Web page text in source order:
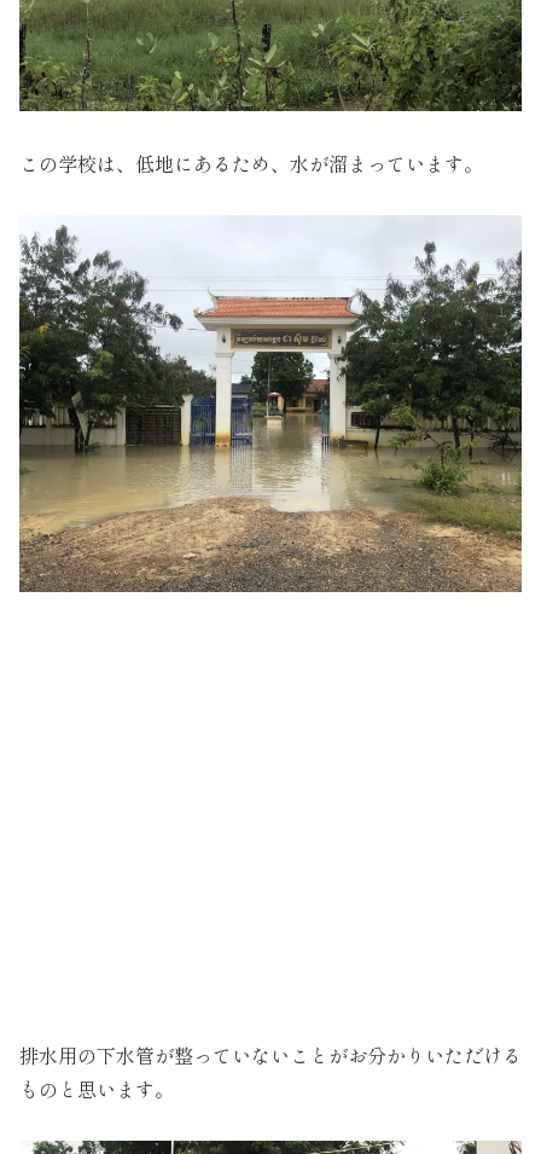
この学校は、低地にあるため、水が溜まっています。
排水用の下水管が整っていないことがお分かりいただける
ものと思います。